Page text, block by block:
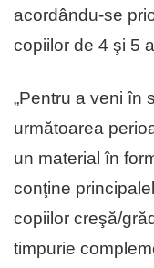
acordându-se
copiilor de 4 şi 5
„Pentru a veni în
următoarea
un material în
conţine
copiilor creşă/
timpurie